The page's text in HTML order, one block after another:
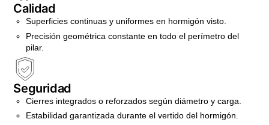
Calidad
Superficies continuas y uniformes en hormigón visto.
Precisión geométrica constante en todo el perímetro del
pilar.
Seguridad
Cierres integrados o reforzados según diámetro y carga.
Estabilidad garantizada durante el vertido del hormigón.